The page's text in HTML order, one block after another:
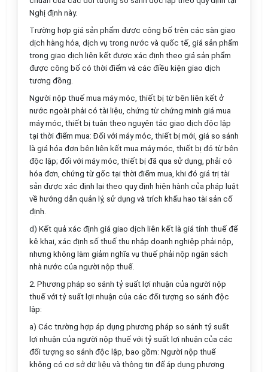
Nghị định này.
Trường hợp giá sản phẩm được công bố trên các sàn giao
dịch hàng hóa, dịch vụ trong nước và quốc tế, giá sản phẩm
trong giao dịch liên kết được xác định theo giá sản phẩm
được công bố có thời điểm và các điều kiện giao dịch
tương đồng.
Người nộp thuế mua máy móc, thiết bị từ bên liên kết ở
nước ngoài phải có tài liệu, chứng từ chứng minh giá mua
máy móc, thiết bị tuân theo nguyên tắc giao dịch độc lập
tại thời điểm mua: Đối với máy móc, thiết bị mới, giá so sánh
là giá hóa đơn bên liên kết mua máy móc, thiết bị đó từ bên
độc lập; đối với máy móc, thiết bị đã qua sử dụng, phải có
hóa đơn, chứng từ gốc tại thời điểm mua, khi đó giá trị tài
sản được xác định lại theo quy định hiện hành của pháp luật
về hướng dẫn quản lý, sử dụng và trích khấu hao tài sản cố
định.
d) Kết quả xác định giá giao dịch liên kết là giá tính thuế để
kê khai, xác định số thuế thu nhập doanh nghiệp phải nộp,
nhưng không làm giảm nghĩa vụ thuế phải nộp ngân sách
nhà nước của người nộp thuế.
2. Phương pháp so sánh tỷ suất lợi nhuận của người nộp
thuế với tỷ suất lợi nhuận của các đối tượng so sánh độc
lập:
a) Các trường hợp áp dụng phương pháp so sánh tỷ suất
lợi nhuận của người nộp thuế với tỷ suất ợi nhuận của các
đối tượng so sánh độc lập, bao gồm: Người nộp thuế
không có cơ sở dữ liệu và thông tin để áp dụng phương